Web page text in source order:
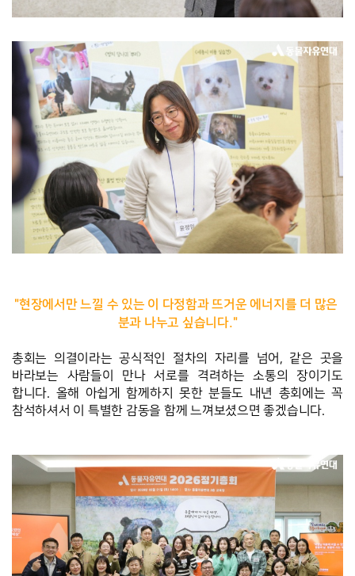
"현장에서만 느낄 수 있는 이 다정함과 뜨거운 에너지를 더 많은
분과 나누고 싶습니다."
총회는 의결이라는 공식적인 절차의 자리를 넘어, 같은 곳을
바라보는 사람들이 만나 서로를 격려하는 소통의 장이기도
합니다. 올해 아쉽게 함께하지 못한 분들도 내년 총회에는 꼭
참석하셔서 이 특별한 감동을 함께 느껴보셨으면 좋겠습니다.